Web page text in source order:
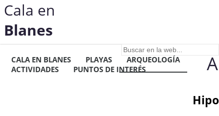
Cala en
Blanes
CALA EN BLANES PLAYAS
ARQUEOLOGÍA
ACTIVIDADES
PUNTOS DE INTERÉS